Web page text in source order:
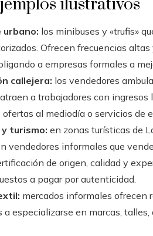
ilustrativos
los minibuses y «trufis»
Ofrecen frecuencias
a empresas formales a
callejera: los vendedores
a trabajadores con
ofertas al mediodía o servicios de
turismo: en zonas turísticas de
vendedores informales que
de origen, calidad y
a pagar por autenticidad.
mercados informales ofrecen
a especializarse en marcas,